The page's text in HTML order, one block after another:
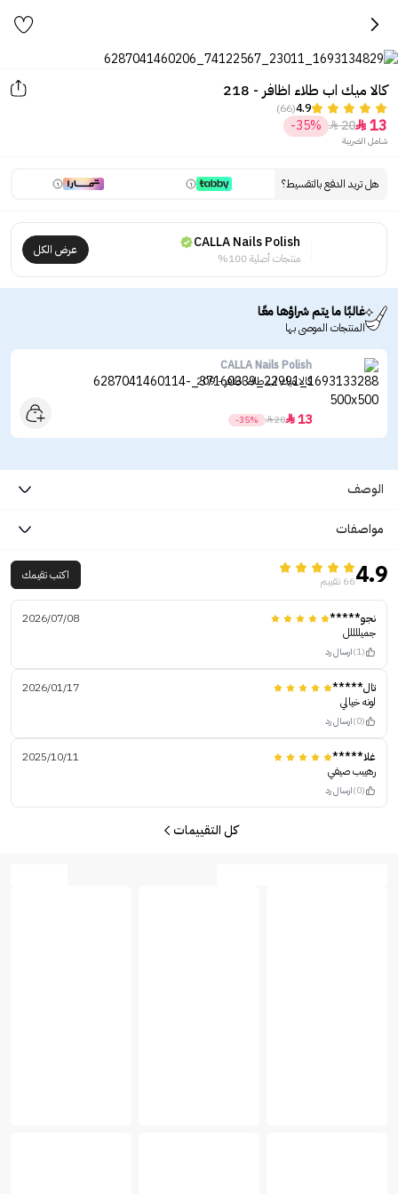
كالا ميك اب طلاء اظافر - 218
4.9
(66)
13

20

-35%
شامل الضريبة
هل تريد الدفع بالتقسيط؟
CALLA Nails Polish
منتجات أصلية 100%
عرض الكل
غالبًا ما يتم شراؤها معًا
المنتجات الموصى بها
CALLA Nails Polish
كالا ميك اب طلاء اظافر - 209
13

20

-35%
الوصف
مواصفات
4.966 تقييم اكتب تقيمك
نجو*****
2026/07/08
جميللللل
(1) ارسال رد
تال*****
2026/01/17
لونه خيالي
(0) ارسال رد
غلا*****
2025/10/11
رهيبب صيفي
(0) ارسال رد
كل التقييمات